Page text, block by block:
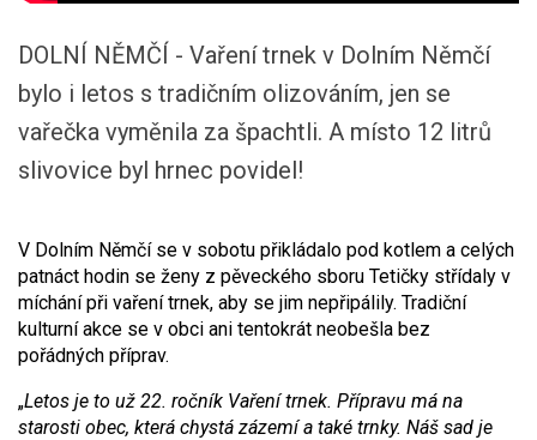
DOLNÍ NĚMČÍ - Vaření trnek v Dolním Němčí
bylo i letos s tradičním olizováním, jen se
vařečka vyměnila za špachtli. A místo 12 litrů
slivovice byl hrnec povidel!
V Dolním Němčí se v sobotu přikládalo pod kotlem a celých
patnáct hodin se ženy z pěveckého sboru Tetičky střídaly v
míchání při vaření trnek, aby se jim nepřipálily. Tradiční
kulturní akce se v obci ani tentokrát neobešla bez
pořádných příprav.
„Letos je to už 22. ročník Vaření trnek. Přípravu má na
starosti obec, která chystá zázemí a také trnky. Náš sad je